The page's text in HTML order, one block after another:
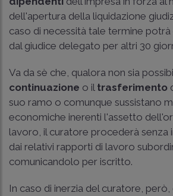
dell'apertura della liquidazione
caso di necessità tale termine
dal giudice delegato per altri 30
Va da sè che, qualora non sia
continuazione o il trasferimento
suo ramo o comunque sussistano
economiche inerenti l'assetto
lavoro, il curatore procederà senza
dai relativi rapporti di lavoro
comunicandolo per iscritto.
In caso di inerzia del curatore,